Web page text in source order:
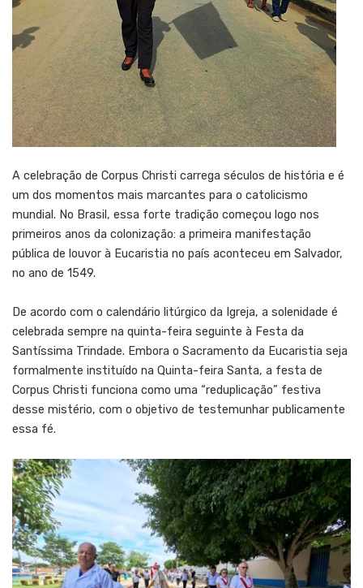
A celebração de Corpus Christi carrega séculos de história e é
um dos momentos mais marcantes para o catolicismo
mundial. No Brasil, essa forte tradição começou logo nos
primeiros anos da colonização: a primeira manifestação
pública de louvor à Eucaristia no país aconteceu em Salvador,
no ano de 1549.
De acordo com o calendário litúrgico da Igreja, a solenidade é
celebrada sempre na quinta-feira seguinte à Festa da
Santíssima Trindade. Embora o Sacramento da Eucaristia seja
formalmente instituído na Quinta-feira Santa, a festa de
Corpus Christi funciona como uma “reduplicação” festiva
desse mistério, com o objetivo de testemunhar publicamente
essa fé.